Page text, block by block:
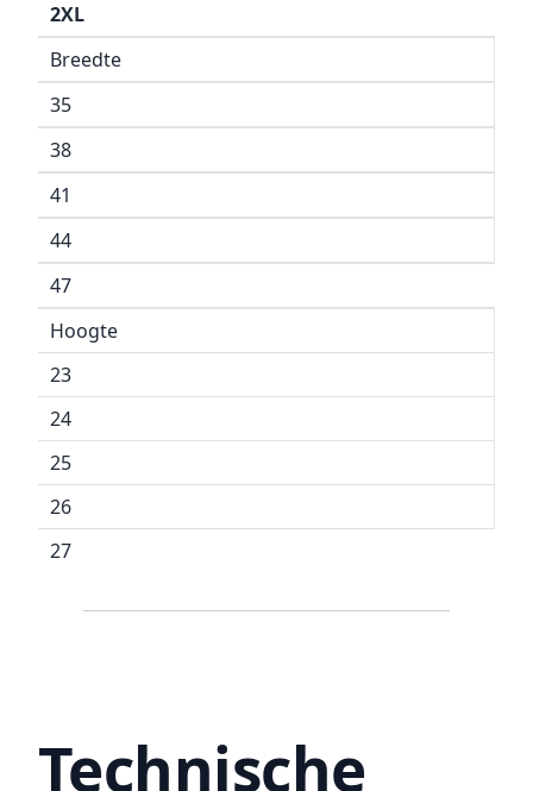
2XL
Breedte
35
38
41
44
47
Hoogte
23
24
25
26
27
Technische